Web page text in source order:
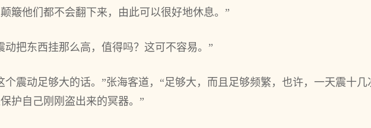
簸他们都不会翻下来，由此可以很好地休息。”
动把东西挂那么高，值得吗？这可不容易。”
个震动足够大的话。”张海客道，“足够大，而且足够频繁，也许，一天震十
护自己刚刚盗出来的冥器。”